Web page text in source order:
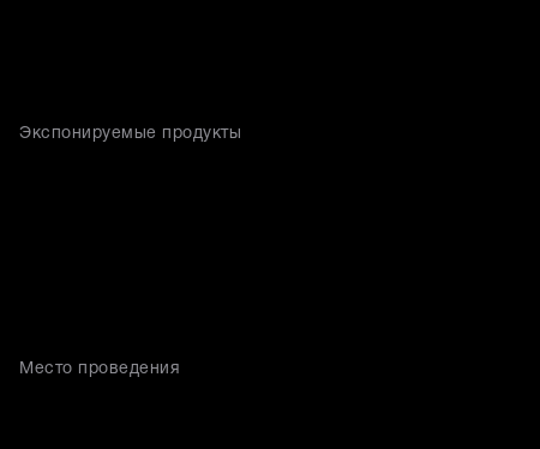
Экспонируемые продукты
Место проведения